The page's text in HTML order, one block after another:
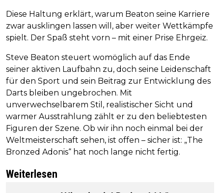
Diese Haltung erklärt, warum Beaton seine Karriere
zwar ausklingen lassen will, aber weiter Wettkämpfe
spielt. Der Spaß steht vorn – mit einer Prise Ehrgeiz.
Steve Beaton steuert womöglich auf das Ende
seiner aktiven Laufbahn zu, doch seine Leidenschaft
für den Sport und sein Beitrag zur Entwicklung des
Darts bleiben ungebrochen. Mit
unverwechselbarem Stil, realistischer Sicht und
warmer Ausstrahlung zählt er zu den beliebtesten
Figuren der Szene. Ob wir ihn noch einmal bei der
Weltmeisterschaft sehen, ist offen – sicher ist: „The
Bronzed Adonis“ hat noch lange nicht fertig.
Weiterlesen